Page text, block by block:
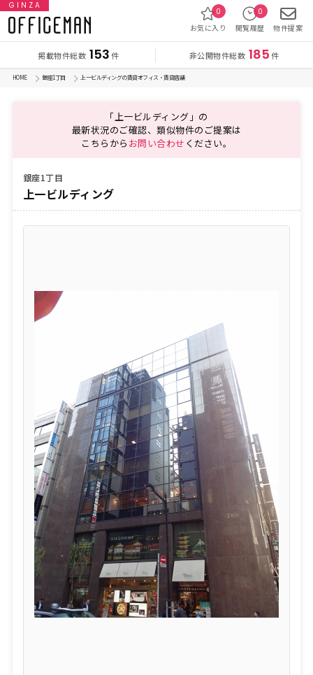
GINZA
掲載物件総数 153件 非公開物件総数 185件
お気に入り
0
閲覧履歴
0
物件提案
HOME 銀座1丁目 上一ビルディングの賃貸オフィス・賃貸店舗
「上一ビルディング」の
最新状況のご確認、類似物件のご提案は
こちらから お問い合わせ ください。
銀座1丁目
上一ビルディング